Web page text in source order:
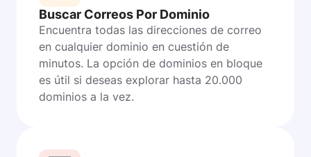
Buscar Correos Por Dominio
Encuentra todas las direcciones de correo
en cualquier dominio en cuestión de
minutos. La opción de dominios en bloque
es útil si deseas explorar hasta 20.000
dominios a la vez.